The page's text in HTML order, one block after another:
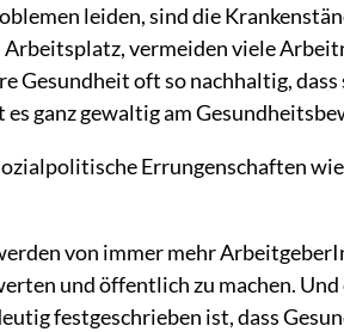
leiden, sind die
Arbeitsplatz, vermeiden viele
Gesundheit oft so nachhaltig,
ganz gewaltig am
Errungenschaften wie
von immer mehr
und öffentlich zu machen.
festgeschrieben ist, dass